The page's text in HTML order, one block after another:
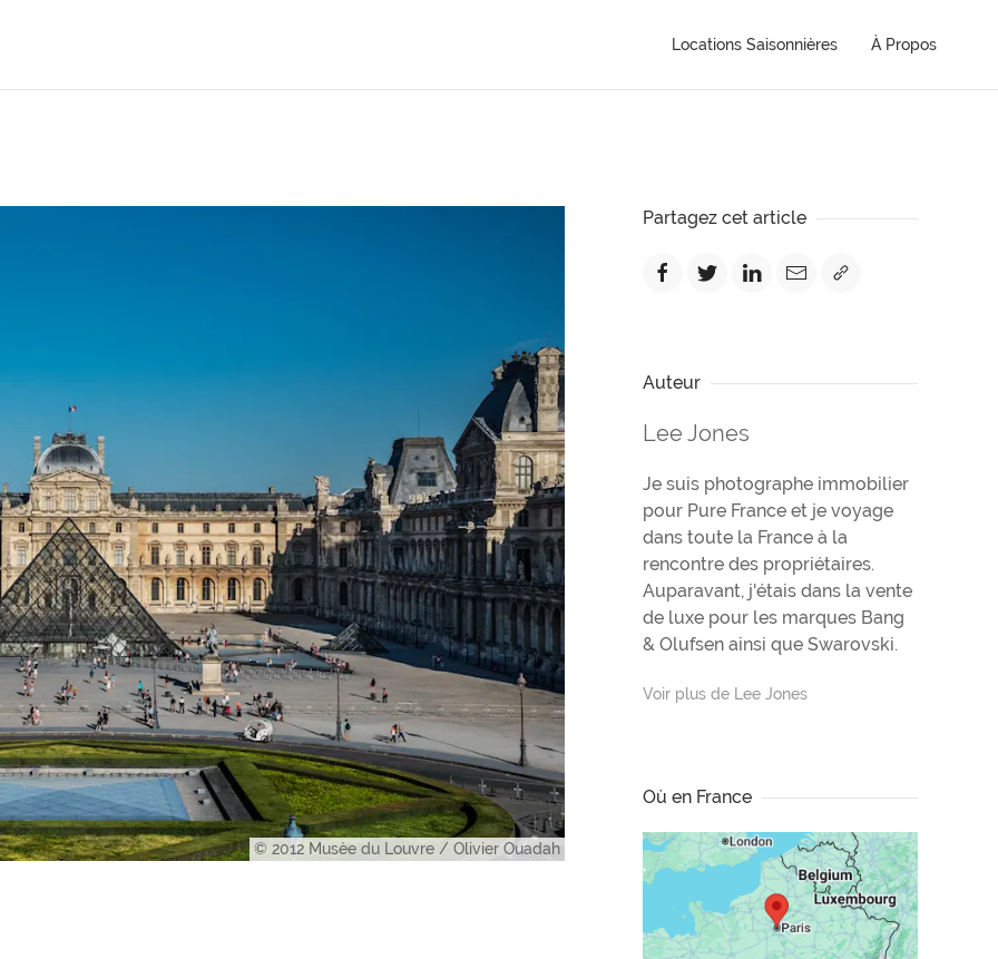
Locations Saisonnières À Propos
© 2012 Musèe du Louvre / Olivier Ouadah
Partagez cet article
Auteur
Lee Jones
Je suis photographe immobilier
pour Pure France et je voyage
dans toute la France à la
rencontre des propriétaires.
Auparavant, j'étais dans la vente
de luxe pour les marques Bang
& Olufsen ainsi que Swarovski.
Voir plus de Lee Jones
Où en France